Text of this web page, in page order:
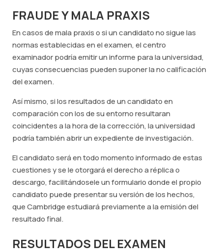
FRAUDE Y MALA PRAXIS
En casos de mala praxis o si un candidato no sigue las
normas establecidas en el examen, el centro
examinador podría emitir un informe para la universidad,
cuyas consecuencias pueden suponer la no calificación
del examen.
Así mismo, si los resultados de un candidato en
comparación con los de su entorno resultaran
coincidentes a la hora de la corrección, la universidad
podría también abrir un expediente de investigación.
El candidato será en todo momento informado de estas
cuestiones y se le otorgará el derecho a réplica o
descargo, facilitándosele un formulario donde el propio
candidato puede presentar su versión de los hechos,
que Cambridge estudiará previamente a la emisión del
resultado final.
RESULTADOS DEL EXAMEN